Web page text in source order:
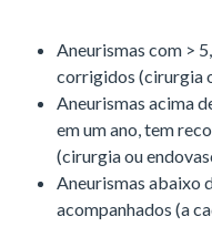
Aneurismas com >
corrigidos (cirurgia
Aneurismas acima
em um ano, tem
(cirurgia ou
Aneurismas abaixo
acompanhados (a